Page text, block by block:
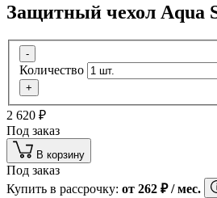
Защитный чехол Aqua
-
Количество
+
2 620 ₽
Под заказ
В корзину
Под заказ
Купить в рассрочку: от 262 ₽/ мес.